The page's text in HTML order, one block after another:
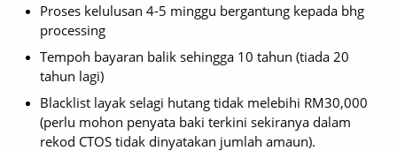
Proses kelulusan 4-5 minggu bergantung kepada bhg
processing
Tempoh bayaran balik sehingga 10 tahun (tiada 20
tahun lagi)
Blacklist layak selagi hutang tidak melebihi RM30,000
(perlu mohon penyata baki terkini sekiranya dalam
rekod CTOS tidak dinyatakan jumlah amaun).